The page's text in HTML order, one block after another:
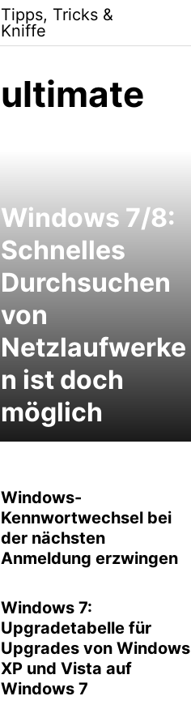
Tipps, Tricks &
Kniffe
ultimate
Windows 7/8:
Schnelles
Durchsuchen
von
Netzlaufwerke
n ist doch
möglich
Windows-
Kennwortwechsel bei
der nächsten
Anmeldung erzwingen
Windows 7:
Upgradetabelle für
Upgrades von Windows
XP und Vista auf
Windows 7